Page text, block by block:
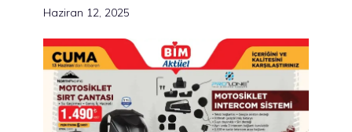
Haziran 12, 2025